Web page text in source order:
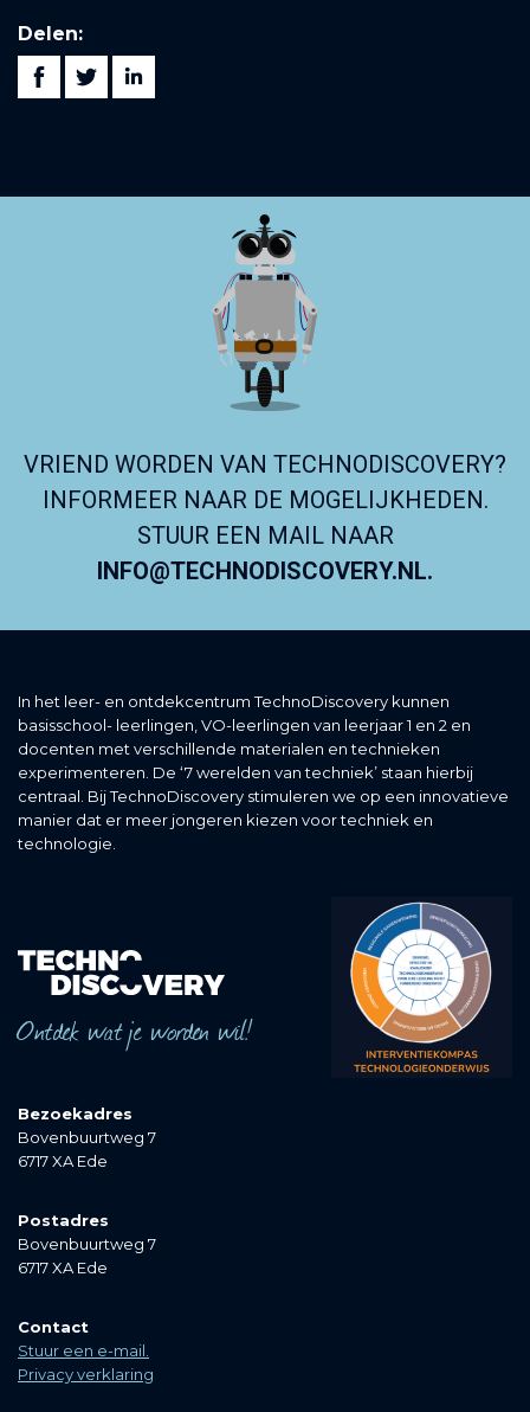
Delen:
VRIEND WORDEN VAN TECHNODISCOVERY?
INFORMEER NAAR DE MOGELIJKHEDEN.
STUUR EEN MAIL NAAR
INFO@TECHNODISCOVERY.NL.
In het leer- en ontdekcentrum TechnoDiscovery kunnen
basisschool- leerlingen, VO-leerlingen van leerjaar 1 en 2 en
docenten met verschillende materialen en technieken
experimenteren. De ‘7 werelden van techniek’ staan hierbij
centraal. Bij TechnoDiscovery stimuleren we op een innovatieve
manier dat er meer jongeren kiezen voor techniek en
technologie.
Ontdek wat je worden wil!
Bezoekadres
Bovenbuurtweg 7
6717 XA Ede
Postadres
Bovenbuurtweg 7
6717 XA Ede
Contact
Stuur een e-mail.
Privacy verklaring